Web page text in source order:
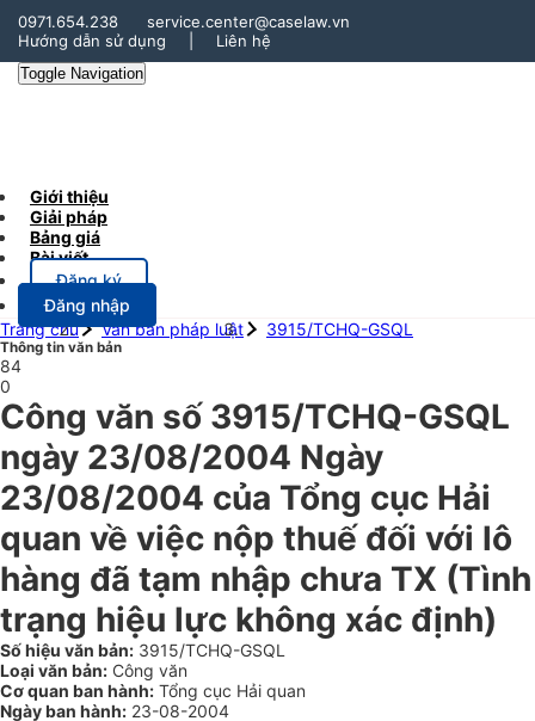
0971.654.238
service.center@caselaw.vn
Hướng dẫn sử dụng
Liên hệ
Toggle Navigation
Giới thiệu
Giải pháp
Bảng giá
Bài viết
Đăng ký
Đăng nhập
Trang chủ
Văn bản pháp luật 3915/TCHQ-GSQL
Thông tin văn bản
84
0
Công văn số 3915/TCHQ-GSQL
ngày 23/08/2004 Ngày
23/08/2004 của Tổng cục Hải
quan về việc nộp thuế đối với lô
hàng đã tạm nhập chưa TX (Tình
trạng hiệu lực không xác định)
Số hiệu văn bản: 3915/TCHQ-GSQL
Loại văn bản: Công văn
Cơ quan ban hành: Tổng cục Hải quan
Ngày ban hành: 23-08-2004